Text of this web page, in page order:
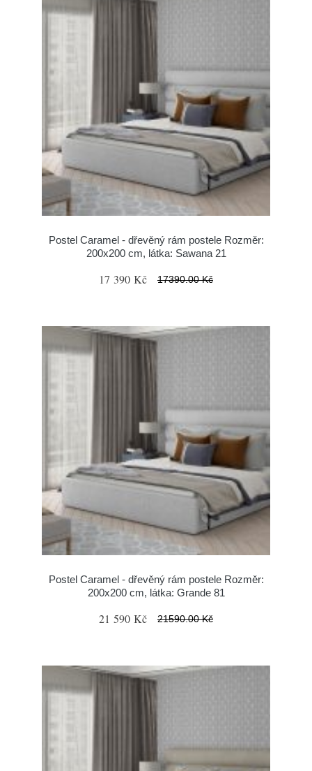
Postel Caramel - dřevěný rám postele Rozměr:
200x200 cm, látka: Sawana 21
17 390 Kč 17390.00 Kč
Postel Caramel - dřevěný rám postele Rozměr:
200x200 cm, látka: Grande 81
21 590 Kč 21590.00 Kč